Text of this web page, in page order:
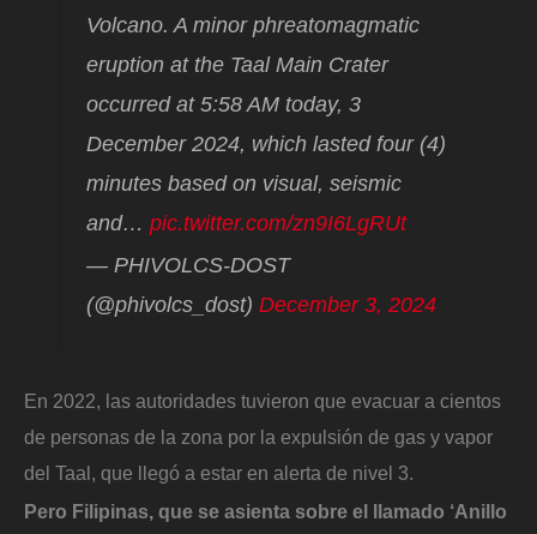
Volcano. A minor phreatomagmatic
eruption at the Taal Main Crater
occurred at 5:58 AM today, 3
December 2024, which lasted four (4)
minutes based on visual, seismic
and…pic.twitter.com/zn9I6LgRUt
— PHIVOLCS-DOST
(@phivolcs_dost)December 3, 2024
En 2022, las autoridades tuvieron que evacuar a cientos
de personas de la zona por la expulsión de gas y vapor
del Taal, que llegó a estar en alerta de nivel 3.
Pero Filipinas, que se asienta sobre el llamado ‘Anillo